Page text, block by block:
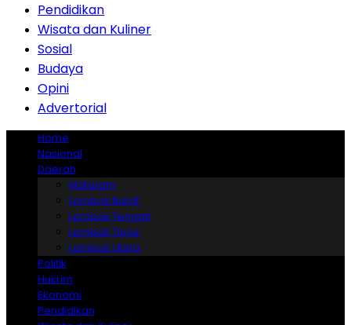
Pendidikan
Wisata dan Kuliner
Sosial
Budaya
Opini
Advertorial
Home
Nasional
Daerah
Mataram
Lombok Barat
Lombok Tengah
Lombok Timur
Lombok Utara
Politik
Hukrim
Ekonomi
Pendidikan